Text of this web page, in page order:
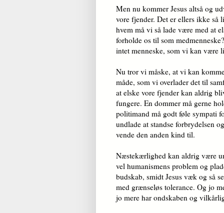
Men nu kommer Jesus altså og
vore fjender. Det er ellers ikke så
hvem må vi så lade være med at
forholde os til som
intet menneske, som vi kan være
Nu tror vi måske, at vi kan
måde, som vi overlader det til
at elske vore fjender kan aldrig
fungere. En dommer må gerne
politimand må godt føle sympati
undlade at standse forbrydelsen
vende den anden kind til.
Næstekærlighed kan aldrig være
vel humanismens problem og
budskab, smidt Jesus væk og så
med grænseløs tolerance. Og jo
jo mere har ondskaben og